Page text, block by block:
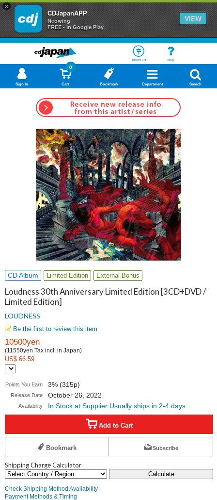
×
CDJapanAPP
Neowing
FREE - In Google Play
VIEW
About Us Help
Sign In Cart
0
Bookmark Department Search
CD Album Limited Edition External Bonus
Loudness 30th Anniversary Limited Edition [3CD+DVD /
Limited Edition]
LOUDNESS
Be the first to review this item
10500yen
(11550yen Tax incl. in Japan)
US$ 66.59
Points You Earn 3% (315p)
Release Date October 26, 2022
Availability In Stock at Supplier:Usually ships in 2-4 days
Add to Cart
Bookmark Subscribe
Shipping Charge Calculator
Calculate
Check Shipping Method Availability
Payment Methods & Timing